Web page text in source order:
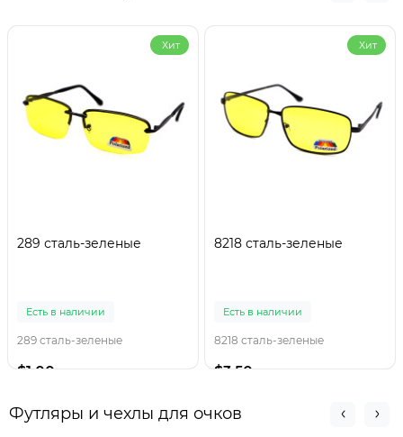
Хит
289 сталь-зеленые
Есть в наличии
289 сталь-зеленые
$1.00
Хит
8218 сталь-зеленые
Есть в наличии
8218 сталь-зеленые
$3.50
Футляры и чехлы для очков